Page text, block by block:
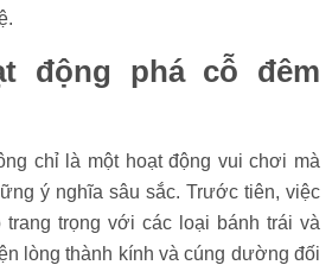
động phá cỗ đêm
chỉ là một hoạt động vui chơi mà
ý nghĩa sâu sắc. Trước tiên, việc
trang trọng với các loại bánh trái và
lòng thành kính và cúng dường đối